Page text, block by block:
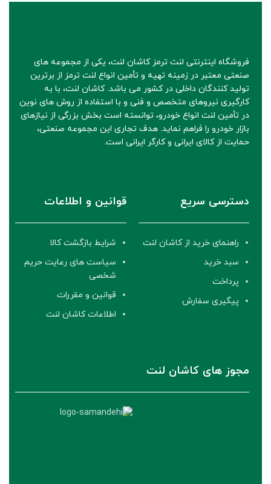
فروشگاه اینترنتی لنت ترمز کاشان لنت، یکی از مجموعه های
صنعتی معتبر در زمینه تهیه و تأمین انواع لنت ترمز از برترین
تولید کنندگان داخلی در کشور می باشد. کاشان لنت، با به
کارگیری نیروهای متخصص و فنی و با استفاده از روش های نوین
در تأمین لنت انواع خودرو، توانسته است بخش بزرگی از نیازهای
بازار خودرو را فراهم نماید. هدف تجاری این مجموعه صنعتی،
حمایت از کالای ایرانی و کارگر ایرانی است.
دسترسی سریع
راهنمای خرید از کاشان لنت
سبد خرید
پرداخت
پیگیری سفارش
قوانین و اطلاعات
شرایط بازگشت کالا
سیاست های رعایت حریم
شخصی
قوانین و مقررات
اطلاعات کاشان لنت
مجوز های کاشان لنت